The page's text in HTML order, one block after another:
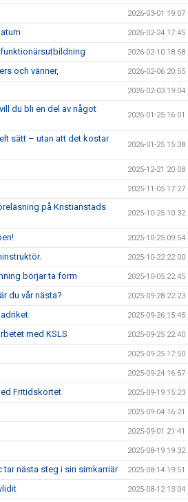
2026-03-01 19:07
2026-02-24 17:45
2026-02-10 18:58
och vänner, 2026-02-06 20:55
2026-02-03 19:04
du bli en del av något
2026-01-25 16:01
sätt – utan att det kostar
2026-01-25 15:38
2025-12-21 20:08
2025-11-05 17:27
på Kristianstads
2025-10-25 10:32
2025-10-25 09:54
2025-10-22 22:00
börjar ta form 2025-10-05 22:45
du vår nästa? 2025-09-28 22:23
2025-09-26 15:45
med KSLS 2025-09-25 22:40
2025-09-25 17:50
2025-09-24 16:57
Fritidskortet 2025-09-19 15:23
2025-09-04 16:21
2025-09-01 21:41
2025-08-19 19:32
tar nästa steg i sin simkarriär 2025-08-14 19:51
2025-08-12 13:04